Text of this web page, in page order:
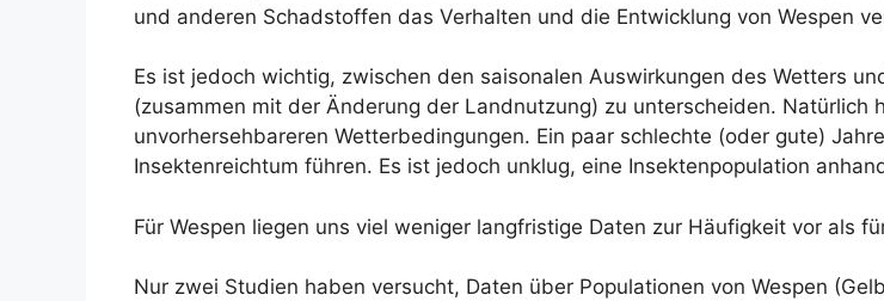
und anderen Schadstoffen das Verhalten und die Entwicklung von Wespen
Es ist jedoch wichtig, zwischen den saisonalen Auswirkungen des Wetters
(zusammen mit der Änderung der Landnutzung) zu unterscheiden.
unvorhersehbareren Wetterbedingungen. Ein paar schlechte (oder gute)
Insektenreichtum führen. Es ist jedoch unklug, eine Insektenpopulation
Für Wespen liegen uns viel weniger langfristige Daten zur Häufigkeit vor als
Nur zwei Studien haben versucht, Daten über Populationen von Wespen